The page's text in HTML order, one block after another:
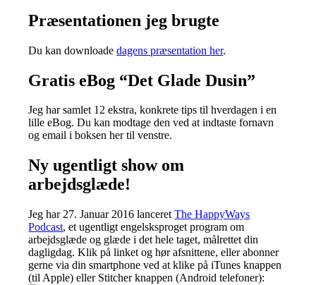
Præsentationen jeg brugte
Du kan downloadedagens præsentation her.
Gratis eBog “Det Glade Dusin”
Jeg har samlet 12 ekstra, konkrete tips til hverdagen i en
lille eBog. Du kan modtage den ved at indtaste fornavn
og email i boksen her til venstre.
Ny ugentligt show om
arbejdsglæde!
Jeg har 27. Januar 2016 lanceretThe HappyWays
Podcast, et ugentligt engelsksproget program om
arbejdsglæde og glæde i det hele taget, målrettet din
dagligdag. Klik på linket og hør afsnittene, eller abonner
gerne via din smartphone ved at klike på iTunes knappen
(til Apple) eller Stitcher knappen (Android telefoner):